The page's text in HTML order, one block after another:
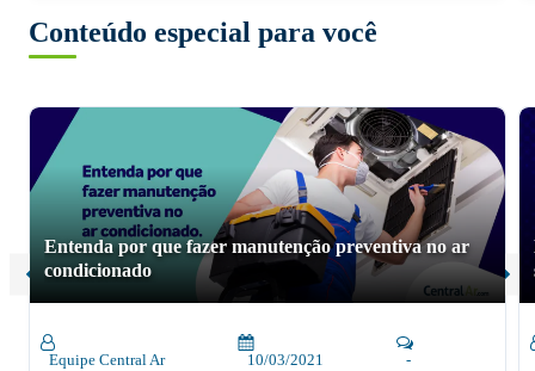
Conteúdo especial para você
Entenda por que fazer manutenção preventiva no ar
condicionado
Equipe Central Ar 10/03/2021 -